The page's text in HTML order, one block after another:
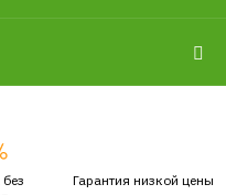
Гарантия низкой цены